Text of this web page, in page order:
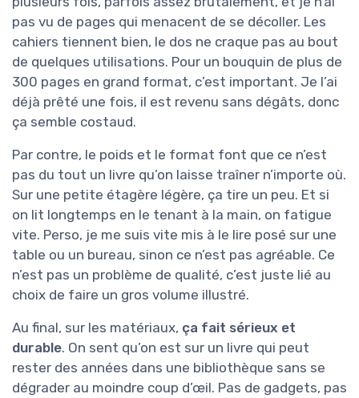
pas vu de pages qui menacent de se décoller. Les
cahiers tiennent bien, le dos ne craque pas au bout
de quelques utilisations. Pour un bouquin de plus de
300 pages en grand format, c’est important. Je l’ai
déjà prêté une fois, il est revenu sans dégâts, donc
ça semble costaud.
Par contre, le poids et le format font que ce n’est
pas du tout un livre qu’on laisse traîner n’importe où.
Sur une petite étagère légère, ça tire un peu. Et si
on lit longtemps en le tenant à la main, on fatigue
vite. Perso, je me suis vite mis à le lire posé sur une
table ou un bureau, sinon ce n’est pas agréable. Ce
n’est pas un problème de qualité, c’est juste lié au
choix de faire un gros volume illustré.
Au final, sur les matériaux, ça fait sérieux et
durable. On sent qu’on est sur un livre qui peut
rester des années dans une bibliothèque sans se
dégrader au moindre coup d’œil. Pas de gadgets, pas